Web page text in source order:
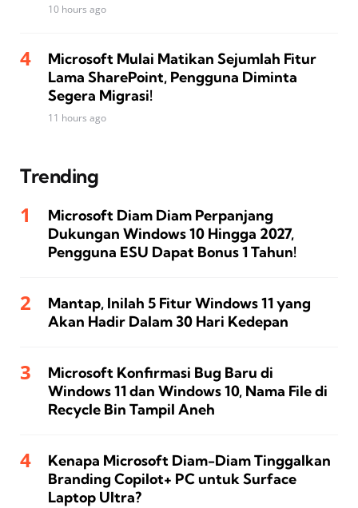
10 hours ago
Microsoft Mulai Matikan Sejumlah Fitur
Lama SharePoint, Pengguna Diminta
Segera Migrasi!
11 hours ago
Trending
Microsoft Diam Diam Perpanjang
Dukungan Windows 10 Hingga 2027,
Pengguna ESU Dapat Bonus 1 Tahun!
Mantap, Inilah 5 Fitur Windows 11 yang
Akan Hadir Dalam 30 Hari Kedepan
Microsoft Konfirmasi Bug Baru di
Windows 11 dan Windows 10, Nama File di
Recycle Bin Tampil Aneh
Kenapa Microsoft Diam-Diam Tinggalkan
Branding Copilot+ PC untuk Surface
Laptop Ultra?